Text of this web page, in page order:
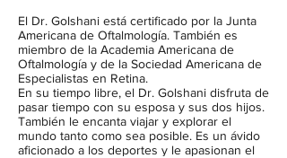
El Dr. Golshani está certificado por la Junta
Americana de Oftalmología. También es
miembro de la Academia Americana de
Oftalmología y de la Sociedad Americana de
Especialistas en Retina.
En su tiempo libre, el Dr. Golshani disfruta de
pasar tiempo con su esposa y sus dos hijos.
También le encanta viajar y explorar el
mundo tanto como sea posible. Es un ávido
aficionado a los deportes y le apasionan el